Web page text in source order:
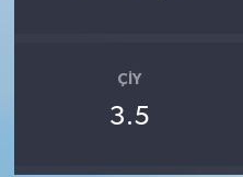
ÇIY
3.5